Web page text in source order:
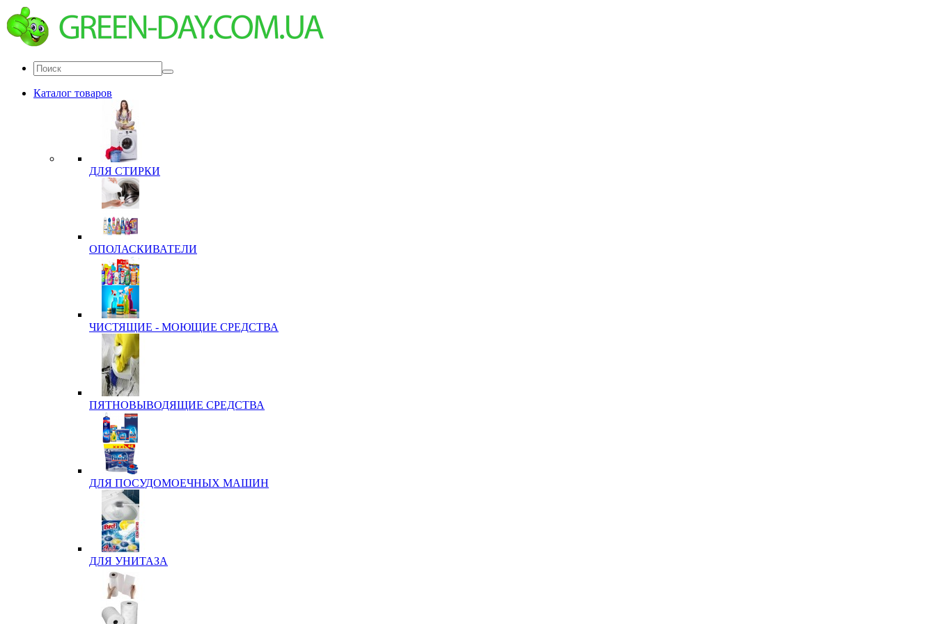
Каталог товаров
ДЛЯ СТИРКИ
ОПОЛАСКИВАТЕЛИ
ЧИСТЯЩИЕ - МОЮЩИЕ СРЕДСТВА
ПЯТНОВЫВОДЯЩИЕ СРЕДСТВА
ДЛЯ ПОСУДОМОЕЧНЫХ МАШИН
ДЛЯ УНИТАЗА